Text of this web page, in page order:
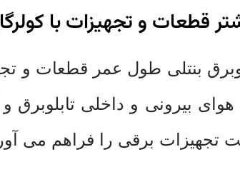
قطعات و تجهیزات با
بنتلی طول عمر قطعات و
هوای بیرونی و داخلی
تجهیزات برقی را فراهم می